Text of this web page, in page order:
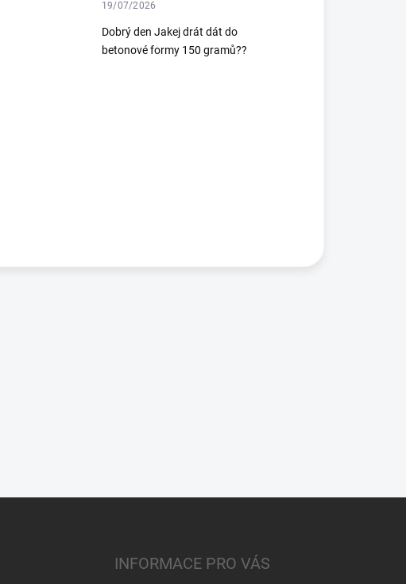
19/07/2026
Dobrý den Jakej drát dát do
betonové formy 150 gramů??
INFORMACE PRO VÁS